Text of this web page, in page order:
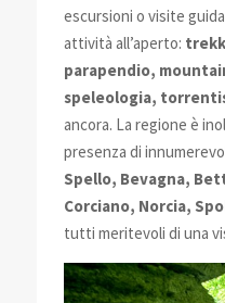
escursioni o visite
attività all’aperto:
parapendio,
speleologia,
ancora. La regione è
presenza di
Spello, Bevagna,
Corciano, Norcia,
tutti meritevoli di una